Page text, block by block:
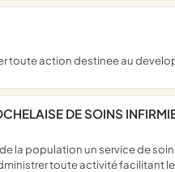
toute action destinee au
DE SOINS
toute activité facilitant